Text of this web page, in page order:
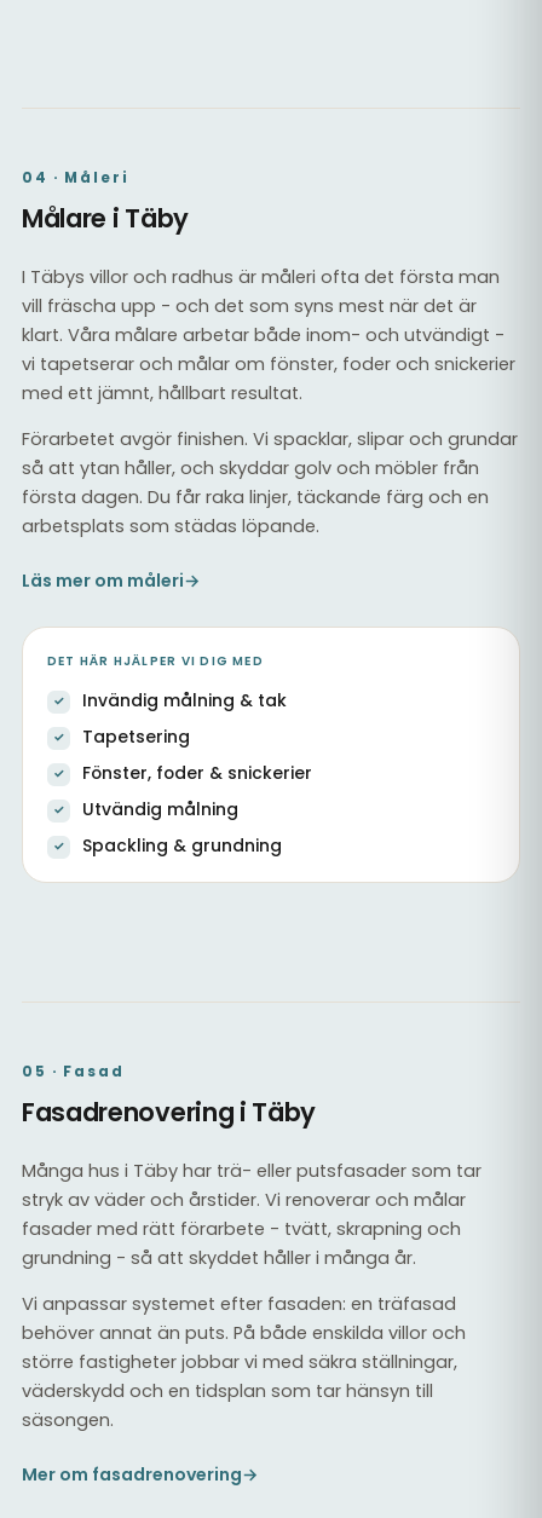
04 · Måleri
Målare i Täby
I Täbys villor och radhus är måleri ofta det första man
vill fräscha upp - och det som syns mest när det är
klart. Våra målare arbetar både inom- och utvändigt -
vi tapetserar och målar om fönster, foder och snickerier
med ett jämnt, hållbart resultat.
Förarbetet avgör finishen. Vi spacklar, slipar och grundar
så att ytan håller, och skyddar golv och möbler från
första dagen. Du får raka linjer, täckande färg och en
arbetsplats som städas löpande.
Läs mer om måleri→
DET HÄR HJÄLPER VI DIG MED
Invändig målning & tak
Tapetsering
Fönster, foder & snickerier
Utvändig målning
Spackling & grundning
Ommålad trapphall med vita snickerier och tak
05 · Fasad
Fasadrenovering i Täby
Många hus i Täby har trä- eller putsfasader som tar
stryk av väder och årstider. Vi renoverar och målar
fasader med rätt förarbete - tvätt, skrapning och
grundning - så att skyddet håller i många år.
Vi anpassar systemet efter fasaden: en träfasad
behöver annat än puts. På både enskilda villor och
större fastigheter jobbar vi med säkra ställningar,
väderskydd och en tidsplan som tar hänsyn till
säsongen.
Mer om fasadrenovering→